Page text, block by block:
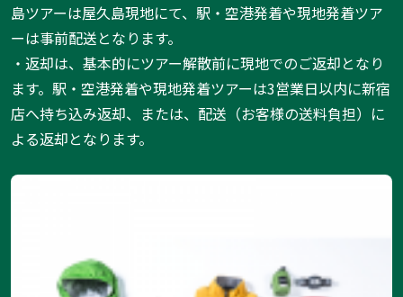
島ツアーは屋久島現地にて、駅・空港発着や現地発着ツア
ーは事前配送となります。
・返却は、基本的にツアー解散前に現地でのご返却となり
ます。駅・空港発着や現地発着ツアーは3営業日以内に新宿
店へ持ち込み返却、または、配送（お客様の送料負担）に
よる返却となります。